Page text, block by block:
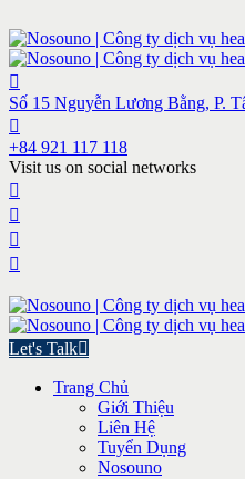
Số 15 Nguyễn Lương Bằng, P.
+84 921 117 118
Visit us on social networks
Let's Talk
Trang Chủ
Giới Thiệu
Liên Hệ
Tuyển Dụng
Nosouno